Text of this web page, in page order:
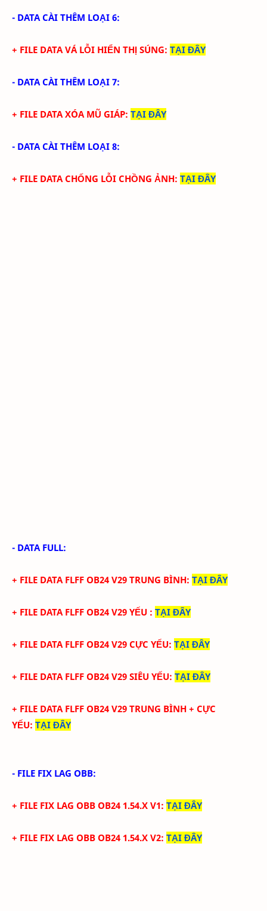
- DATA CÀI THÊM LOẠI 6:
+ FILE DATA VÁ LỖI HIỂN THỊ SÚNG: TẠI ĐÂY
- DATA CÀI THÊM LOẠI 7:
+ FILE DATA XÓA MŨ GIÁP: TẠI ĐÂY
- DATA CÀI THÊM LOẠI 8:
+ FILE DATA CHỐNG LỖI CHỒNG ẢNH: TẠI ĐÂY
- DATA FULL:
+ FILE DATA FLFF OB24 V29 TRUNG BÌNH: TẠI ĐÂY
+ FILE DATA FLFF OB24 V29 YẾU : TẠI ĐÂY
+ FILE DATA FLFF OB24 V29 CỰC YẾU: TẠI ĐÂY
+ FILE DATA FLFF OB24 V29 SIÊU YẾU: TẠI ĐÂY
+ FILE DATA FLFF OB24 V29 TRUNG BÌNH + CỰC
YẾU: TẠI ĐÂY
- FILE FIX LAG OBB:
+ FILE FIX LAG OBB OB24 1.54.X V1: TẠI ĐÂY
+ FILE FIX LAG OBB OB24 1.54.X V2: TẠI ĐÂY